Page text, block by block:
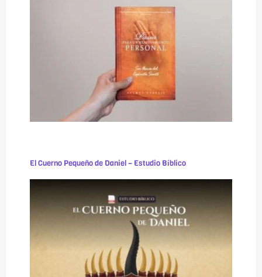
El Cuerno Pequeño de Daniel – Estudio Bíblico